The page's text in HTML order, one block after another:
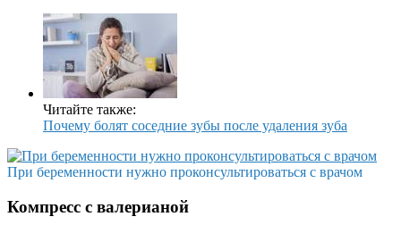
Читайте также:
Почему болят соседние зубы после удаления зуба
При беременности нужно проконсультироваться с врачом
Компресс с валерианой